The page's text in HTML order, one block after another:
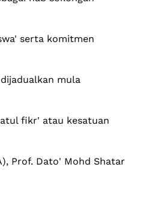
serta komitmen
mula
fikr' atau kesatuan
Prof. Dato' Mohd Shatar